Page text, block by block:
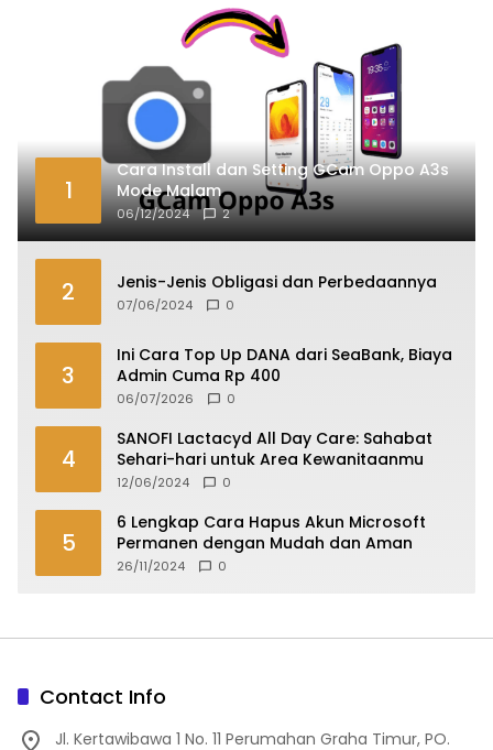
1
Cara Install dan Setting GCam Oppo A3s
Mode Malam
06/12/2024 2
2 Jenis-Jenis Obligasi dan Perbedaannya
07/06/2024 0
3
Ini Cara Top Up DANA dari SeaBank, Biaya
Admin Cuma Rp 400
06/07/2026 0
4
SANOFI Lactacyd All Day Care: Sahabat
Sehari-hari untuk Area Kewanitaanmu
12/06/2024 0
5
6 Lengkap Cara Hapus Akun Microsoft
Permanen dengan Mudah dan Aman
26/11/2024 0
Contact Info
Jl. Kertawibawa 1 No. 11 Perumahan Graha Timur, PO.